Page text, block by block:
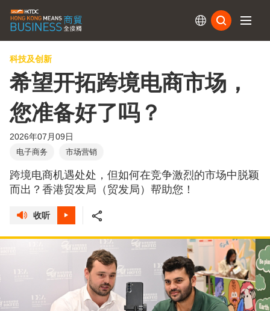
科技及创新
希望开拓跨境电商市场，
您准备好了吗？
2026年07月09日
电子商务 市场营销
跨境电商机遇处处，但如何在竞争激烈的市场中脱颖
而出？香港贸发局（贸发局）帮助您！
收听